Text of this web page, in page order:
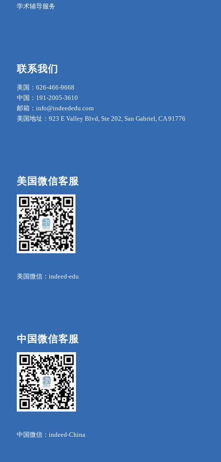
学术辅导服务
联系我们
美国：626-466-9668
中国：191-2005-3610
邮箱：info@indeededu.com
美国地址：923 E Valley Blvd, Ste 202, San Gabriel, CA 91776
美国微信客服
美国微信：indeed-edu
中国微信客服
中国微信：indeed-China